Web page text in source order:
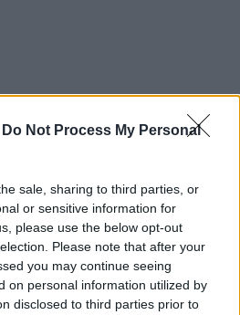
Do Not Process My Personal
sale, sharing to third parties, or
or sensitive information for
please use the below opt-out
Please note that after your
you may continue seeing
on personal information utilized by
disclosed to third parties prior to
a friss hírekről a
Követem